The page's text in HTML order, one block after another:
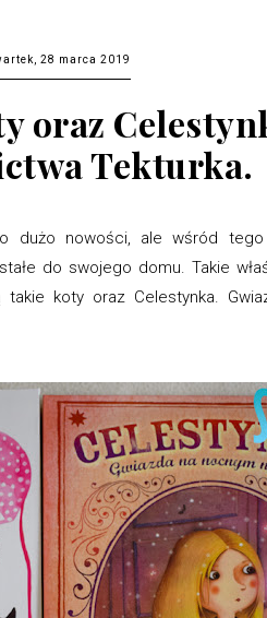
28 marca 2019
oraz
Tekturka.
dużo nowości, ale wśród tego
do swojego domu. Takie
koty oraz Celestynka.